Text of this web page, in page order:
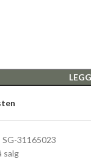
SG-31165023
salg